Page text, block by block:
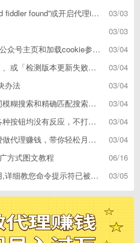
03/03
found”或开启代理ip失败
03/03
03/04
页和加载cookie参数不能为空」
03/04
本更新失败」等网络问题解决方案
03/04
办法
03/04
搜索和精确匹配搜索的区别
03/04
反应，不打开相应网址怎么解决
03/04
赚钱，带你轻松月收入过万
06/16
方式图文教程
03/05
提示符已被系统管理员停用怎么办